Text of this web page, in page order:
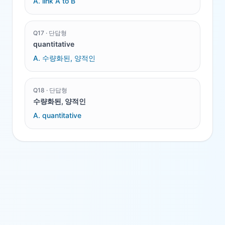
Q17 · 단답형
quantitative
A. 수량화된, 양적인
Q18 · 단답형
수량화된, 양적인
A. quantitative